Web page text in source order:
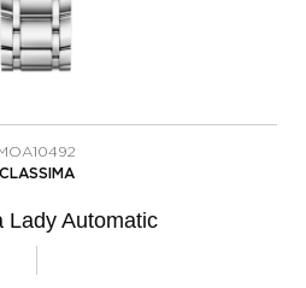
CLASSIMA
Lady Automatic